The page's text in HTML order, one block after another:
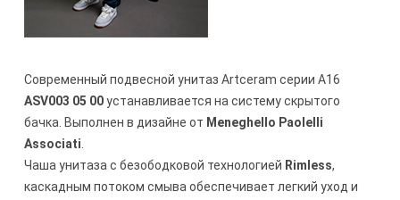
Современный подвесной унитаз Artceram серии A16
ASV003 05 00устанавливается на систему скрытого
бачка. Выполнен в дизайне от Meneghello Paolelli
Associati.
Чаша унитаза с безободковой технологией Rimless,
каскадным потоком смыва обеспечивает легкий уход и